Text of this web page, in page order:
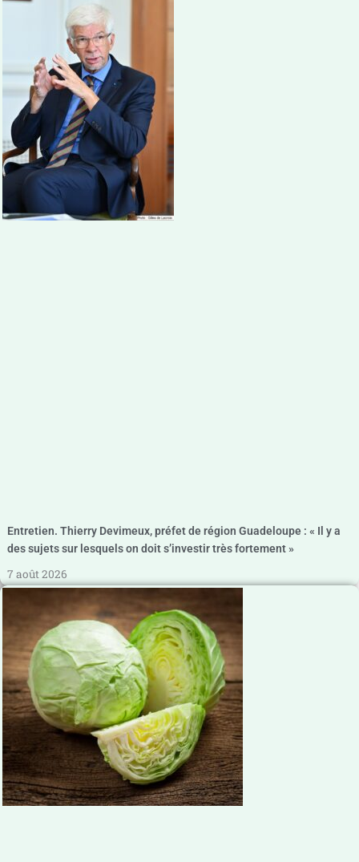
Entretien. Thierry Devimeux, préfet de région Guadeloupe : « Il y a
des sujets sur lesquels on doit s’investir très fortement »
7 août 2026